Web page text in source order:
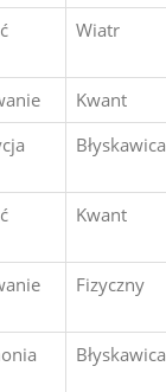
Wiatr
Kwant
Błyskawica
Kwant
Fizyczny
Błyskawica